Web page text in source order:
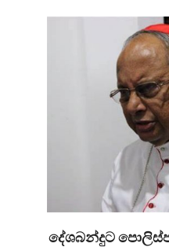
දේශබන්දුට